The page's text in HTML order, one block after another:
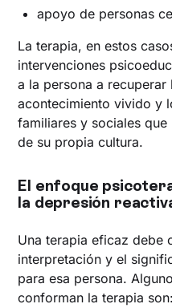
apoyo de personas
La terapia, en estos
intervenciones
a la persona a
acontecimiento vivido y
familiares y sociales
de su propia cultura.
El enfoque
la depresión
Una terapia eficaz debe
interpretación y el
para esa persona.
conforman la terapia son: